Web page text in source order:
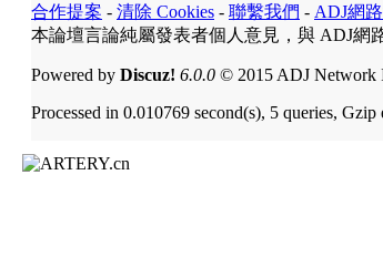
合作提案 - 清除 Cookies - 聯繫我們 - ADJ網
本論壇言論純屬發表者個人意見，與 ADJ網
Powered by Discuz! 6.0.0 © 2015 ADJ Network
Processed in 0.010769 second(s), 5 queries, Gzip